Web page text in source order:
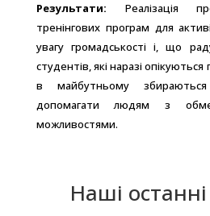
Результати: Реалізація
тренінгових програм для
увагу громадськості і, що
студентів, які наразі опікуються
в майбутньому
допомагати людям з
можливостями.
Наші